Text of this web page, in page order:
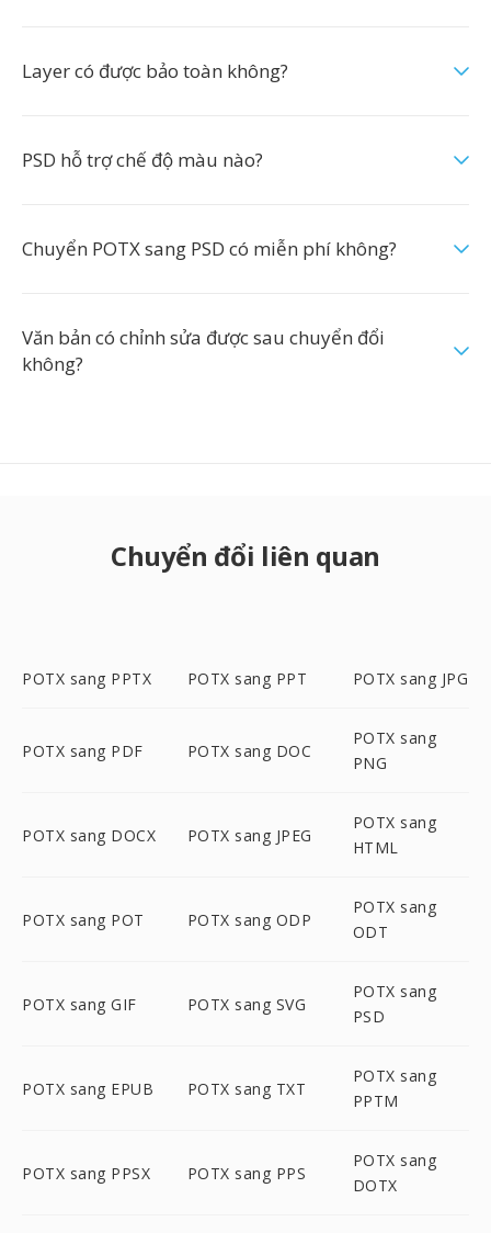
Layer có được bảo toàn không?
PSD hỗ trợ chế độ màu nào?
Chuyển POTX sang PSD có miễn phí không?
Văn bản có chỉnh sửa được sau chuyển đổi
không?
Chuyển đổi liên quan
POTX sang PPTX POTX sang PPT POTX sang JPG
POTX sang PDF POTX sang DOC
POTX sang
PNG
POTX sang DOCX POTX sang JPEG
POTX sang
HTML
POTX sang POT POTX sang ODP
POTX sang
ODT
POTX sang GIF POTX sang SVG
POTX sang
PSD
POTX sang EPUB POTX sang TXT
POTX sang
PPTM
POTX sang PPSX POTX sang PPS
POTX sang
DOTX